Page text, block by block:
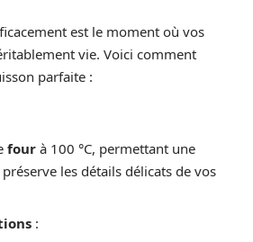
est le moment où vos
vie. Voici comment
parfaite :
four à 100 °C, permettant une
les détails délicats de vos
: